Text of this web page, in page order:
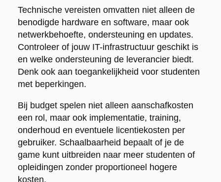
Technische vereisten omvatten niet alleen de
benodigde hardware en software, maar ook
netwerkbehoefte, ondersteuning en updates.
Controleer of jouw IT-infrastructuur geschikt is
en welke ondersteuning de leverancier biedt.
Denk ook aan toegankelijkheid voor studenten
met beperkingen.
Bij budget spelen niet alleen aanschafkosten
een rol, maar ook implementatie, training,
onderhoud en eventuele licentiekosten per
gebruiker. Schaalbaarheid bepaalt of je de
game kunt uitbreiden naar meer studenten of
opleidingen zonder proportioneel hogere
kosten.